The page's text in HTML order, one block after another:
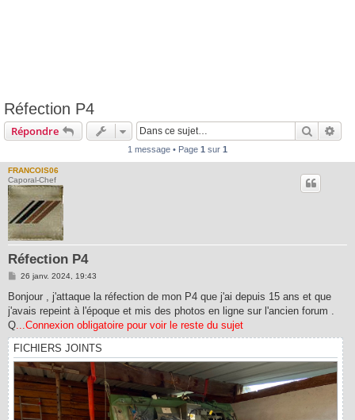
Réfection P4
Répondre
1 message • Page 1 sur 1
FRANCOIS06
Caporal-Chef
Réfection P4
M
s
a
26 janv. 2024, 19:43
Bonjour , j'attaque la réfection de mon P4 que j'ai depuis 15 ans et que
j'avais repeint à l'époque et mis des photos en ligne sur l'ancien forum .
Q ...Connexion obligatoire pour voir le reste du sujet
FICHIERS JOINTS